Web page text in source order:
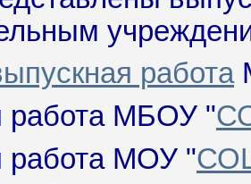
работа
работа МБОУ "
работа МОУ "